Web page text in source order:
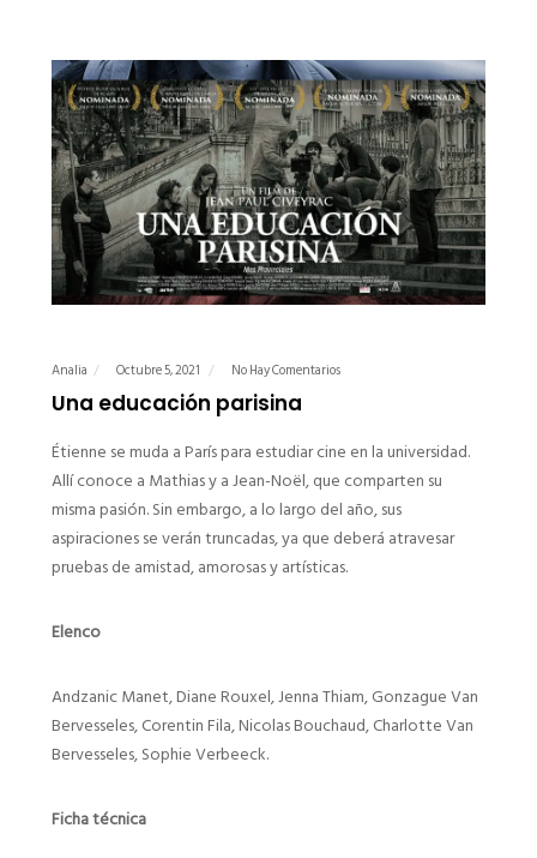
Analia Octubre 5, 2021 No Hay Comentarios
Una educación parisina
Étienne se muda a París para estudiar cine en la universidad.
Allí conoce a Mathias y a Jean-Noël, que comparten su
misma pasión. Sin embargo, a lo largo del año, sus
aspiraciones se verán truncadas, ya que deberá atravesar
pruebas de amistad, amorosas y artísticas.
Elenco
Andzanic Manet, Diane Rouxel, Jenna Thiam, Gonzague Van
Bervesseles, Corentin Fila, Nicolas Bouchaud, Charlotte Van
Bervesseles, Sophie Verbeeck.
Ficha técnica